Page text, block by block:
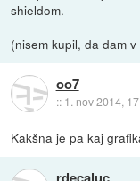
shieldom.
(nisem kupil, da dam
oo7
:: 1. nov 2014,
Kakšna je pa kaj